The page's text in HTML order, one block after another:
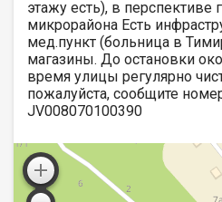
этажу есть), в перспективе
микрорайона Есть
мед.пункт (больница в
магазины. До остановки
время улицы регулярно
пожалуйста, сообщите
JV008070100390